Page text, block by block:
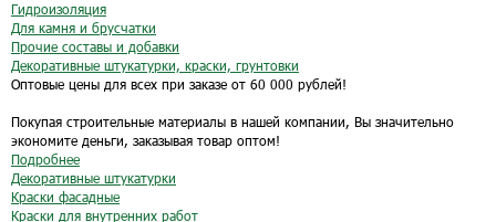
Гидроизоляция
Для камня и брусчатки
Прочие составы и добавки
Декоративные штукатурки, краски, грунтовки
Оптовые цены для всех при заказе от 60 000 рублей!
Покупая строительные материалы в нашей компании, Вы значительно
экономите деньги, заказывая товар оптом!
Подробнее
Декоративные штукатурки
Краски фасадные
Краски для внутренних работ